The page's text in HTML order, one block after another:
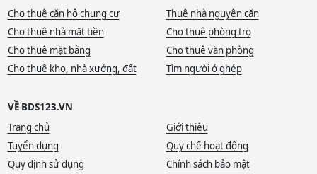
Cho thuê căn hộ chung cư
Thuê nhà nguyên căn
Cho thuê nhà mặt tiền
Cho thuê phòng trọ
Cho thuê mặt bằng
Cho thuê văn phòng
Cho thuê kho, nhà xưởng, đất
Tìm người ở ghép
VỀ BDS123.VN
Trang chủ
Giới thiệu
Tuyển dụng
Quy chế hoạt động
Quy định sử dụng
Chính sách bảo mật